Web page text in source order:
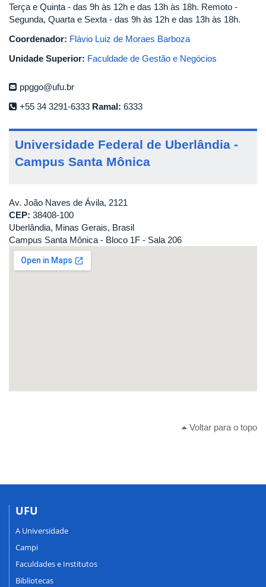
Terça e Quinta - das 9h às 12h e das 13h às 18h. Remoto -
Segunda, Quarta e Sexta - das 9h às 12h e das 13h às 18h.
Coordenador: Flávio Luiz de Moraes Barboza
Unidade Superior: Faculdade de Gestão e Negócios
ppggo@ufu.br
+55 34 3291-6333 Ramal: 6333
Universidade Federal de Uberlândia -
Campus Santa Mônica
Av. João Naves de Ávila, 2121
CEP: 38408-100
Uberlândia, Minas Gerais, Brasil
Campus Santa Mônica - Bloco 1F - Sala 206
Voltar para o topo
UFU
A Universidade
Campi
Faculdades e Institutos
Bibliotecas